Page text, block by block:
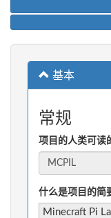
基本
常规
项目的人类可读
什么是项目的简
Minecraft Pi